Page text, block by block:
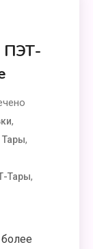
ПЭТ-
,
Тары,
Тары,